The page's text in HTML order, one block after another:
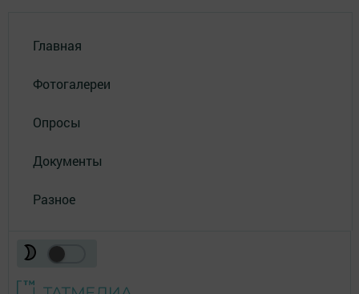
Главная
Фотогалереи
Опросы
Документы
Разное